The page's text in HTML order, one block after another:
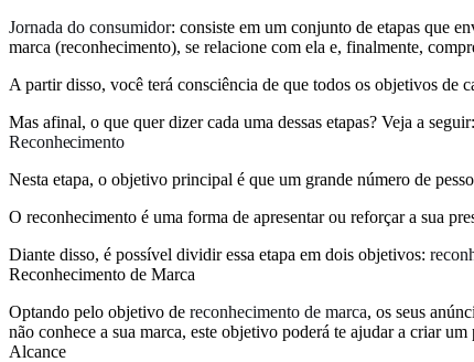
Jornada do consumidor: consiste em um conjunto de etapas que
marca (reconhecimento), se relacione com ela e, finalmente,
A partir disso, você terá consciência de que todos os objetivos de
Mas afinal, o que quer dizer cada uma dessas etapas? Veja a seguir:
Reconhecimento
Nesta etapa, o objetivo principal é que um grande número de
O reconhecimento é uma forma de apresentar ou reforçar a sua
Diante disso, é possível dividir essa etapa em dois objetivos:
Reconhecimento de Marca
Optando pelo objetivo de reconhecimento de marca, os seus
não conhece a sua marca, este objetivo poderá te ajudar a criar
Alcance